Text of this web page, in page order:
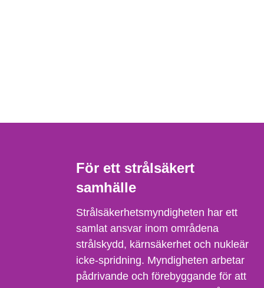
För ett strålsäkert
samhälle
Strålsäkerhetsmyndigheten har ett
samlat ansvar inom områdena
strålskydd, kärnsäkerhet och nukleär
icke-spridning. Myndigheten arbetar
pådrivande och förebyggande för att